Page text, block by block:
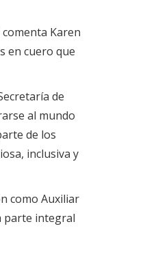
Karen
en cuero que
de
al mundo
de los
inclusiva y
como Auxiliar
parte integral